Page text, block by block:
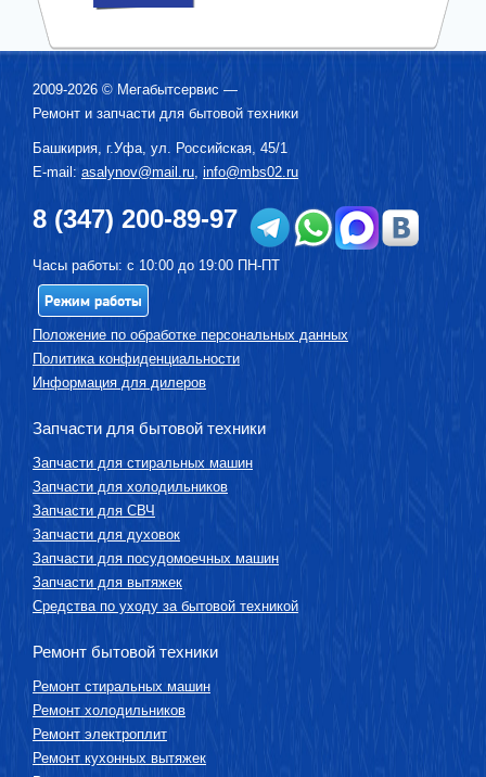
2009-2026 © Мегабытсервис —
Ремонт и запчасти для бытовой техники
Башкирия, г.Уфа ул. Российская, 45/1
E-mail: asalynov@mail.ru info@mbs02.ru
8 (347) 200-89-97
Часы работы: с 10:00 до 19:00 ПН-ПТ
Режим работы
Положение по обработке персональных данных
Политика конфиденциальности
Информация для дилеров
Запчасти для бытовой техники
Запчасти для стиральных машин
Запчасти для холодильников
Запчасти для СВЧ
Запчасти для духовок
Запчасти для посудомоечных машин
Запчасти для вытяжек
Средства по уходу за бытовой техникой
Ремонт бытовой техники
Ремонт стиральных машин
Ремонт холодильников
Ремонт электроплит
Ремонт кухонных вытяжек